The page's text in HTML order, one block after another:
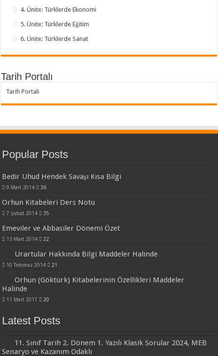
4. Ünite: Türklerde Ekonomi
5. Ünite: Türklerde Eğitim
6. Ünite: Türklerde Sanat
Tarih Portalı
Tarih Portalı
Popular Posts
Bedir Uhud Hendek Savaşı Kısa Bilgi
9 Mart 2014 36
Orhun Kitabeleri Ders Notu
7 Şubat 2014 35
Emeviler ve Abbasiler Dönemi Özet
13 Mart 2014 22
Urartular Hakkında Bilgi Maddeler Halinde
10 Temmuz 2014 21
Orhun (Göktürk) Kitabelerinin Özellikleri Maddeler
Halinde
11 Mart 2017 20
Latest Posts
11. Sınıf Tarih 2. Dönem 1. Yazılı Klasik Sorular 2024, MEB
Senaryo ve Kazanım Odaklı